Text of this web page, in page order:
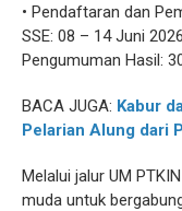
• Pendaftaran dan
SSE: 08 – 14 Juni
Pengumuman Hasil:
BACA JUGA: Kabur
Pelarian Alung dari
Melalui jalur UM
muda untuk